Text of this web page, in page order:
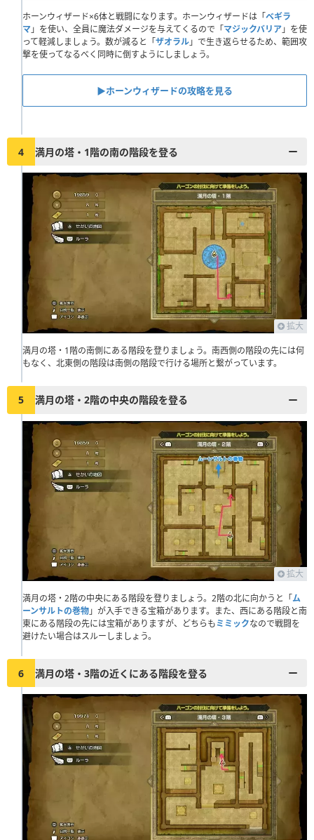
ホーンウィザード×6体と戦闘になります。ホーンウィザードは「ベギラ
マ」を使い、全員に魔法ダメージを与えてくるので「マジックバリア」を使
って軽減しましょう。数が減ると「ザオラル」で生き返らせるため、範囲攻
撃を使ってなるべく同時に倒すようにしましょう。
▶︎ホーンウィザードの攻略を見る
4 満月の塔・1階の南の階段を登る
拡大
満月の塔・1階の南側にある階段を登りましょう。南西側の階段の先には何
もなく、北東側の階段は南側の階段で行ける場所と繋がっています。
5 満月の塔・2階の中央の階段を登る
拡大
満月の塔・2階の中央にある階段を登りましょう。2階の北に向かうと「ム
ーンサルトの巻物」が入手できる宝箱があります。また、西にある階段と南
東にある階段の先には宝箱がありますが、どちらもミミックなので戦闘を
避けたい場合はスルーしましょう。
6 満月の塔・3階の近くにある階段を登る